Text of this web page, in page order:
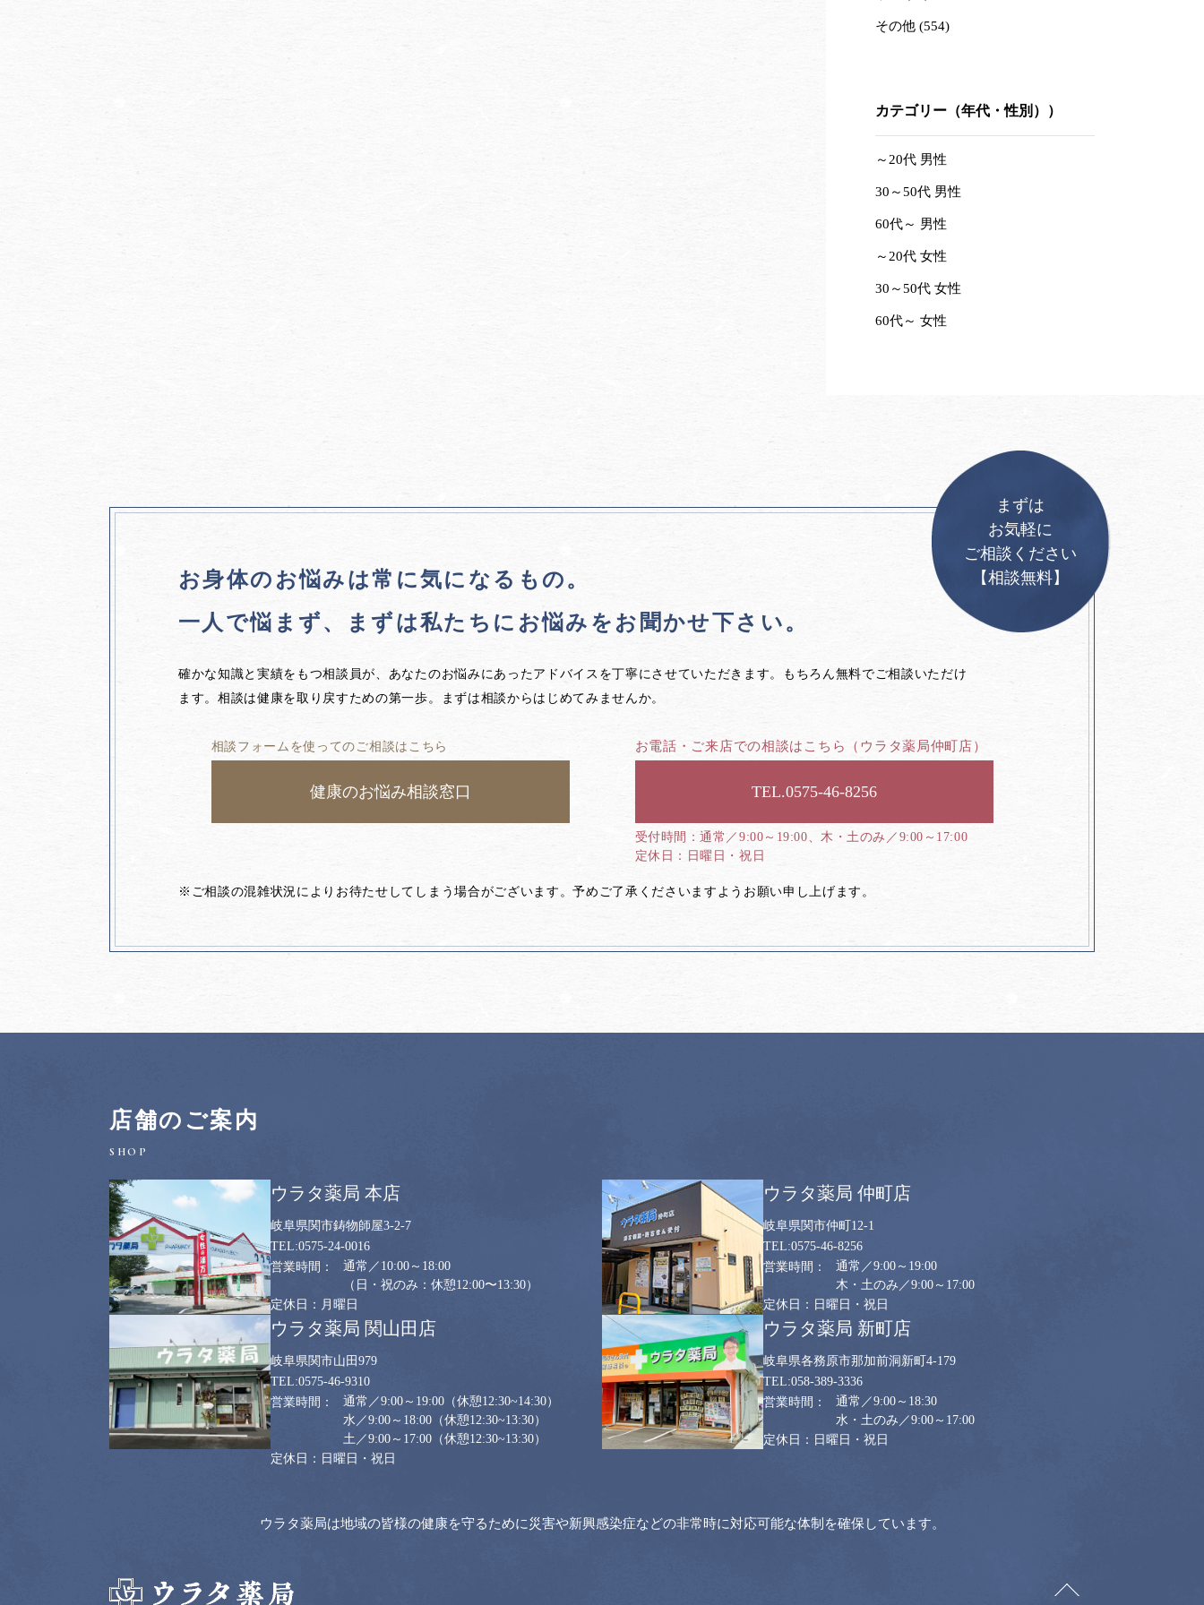
その他 (554)
カテゴリー（年代・性別））
～20代 男性
30～50代 男性
60代～ 男性
～20代 女性
30～50代 女性
60代～ 女性
お身体のお悩みは常に気になるもの。
一人で悩まず、
まずは私たちに お悩みをお聞かせ下さい。
確かな知識と実績をもつ相談員が、あなたのお悩みにあったアドバイスを丁寧にさせていただきます。もちろん無料でご相談いただけ
ます。相談は健康を取り戻すための第一歩。まずは相談からはじめてみませんか。
相談フォームを使ってのご相談はこちら
健康のお悩み相談窓口
お電話・ご来店での相談はこちら （ウラタ薬局仲町店）
0575-46-8256
通常／9:00～19:00、木・土のみ／9:00～17:00
日曜日・祝日
※ご相談の混雑状況によりお待たせしてしまう場合がございます。予めご了承くださいますようお願い申し上げます。
まずは
お気軽に
ご相談ください
【相談無料】
店舗のご案内
ウラタ薬局 本店
岐阜県関市鋳物師屋3-2-7
0575-24-0016
通常／10:00～18:00
（日・祝のみ：休憩12:00〜13:30）
月曜日
ウラタ薬局 仲町店
岐阜県関市仲町12-1
0575-46-8256
通常／9:00～19:00
木・土のみ／9:00～17:00
日曜日・祝日
ウラタ薬局 関山田店
岐阜県関市山田979
0575-46-9310
通常／9:00～19:00 （休憩12:30~14:30）
水／9:00～18:00 （休憩12:30~13:30）
土／9:00～17:00 （休憩12:30~13:30）
日曜日・祝日
ウラタ薬局 新町店
岐阜県各務原市那加前洞新町4-179
058-389-3336
通常／9:00～18:30
水・土のみ／9:00～17:00
日曜日・祝日
ウラタ薬局は地域の皆様の健康を守るために災害や新興感染症などの非常時に対応可能な体制を確保しています。